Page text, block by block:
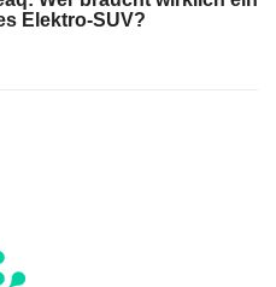
Elektro-SUV?